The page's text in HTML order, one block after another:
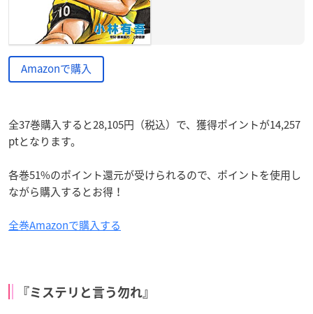
Amazonで購入
全37巻購入すると28,105円（税込）で、獲得ポイントが14,257
ptとなります。
各巻51%のポイント還元が受けられるので、ポイントを使用し
ながら購入するとお得！
全巻Amazonで購入する
『ミステリと言う勿れ』